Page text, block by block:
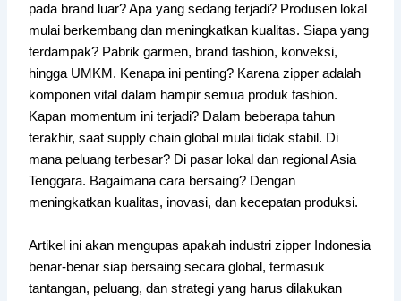
pada brand luar? Apa yang sedang terjadi? Produsen lokal
mulai berkembang dan meningkatkan kualitas. Siapa yang
terdampak? Pabrik garmen, brand fashion, konveksi,
hingga UMKM. Kenapa ini penting? Karena zipper adalah
komponen vital dalam hampir semua produk fashion.
Kapan momentum ini terjadi? Dalam beberapa tahun
terakhir, saat supply chain global mulai tidak stabil. Di
mana peluang terbesar? Di pasar lokal dan regional Asia
Tenggara. Bagaimana cara bersaing? Dengan
meningkatkan kualitas, inovasi, dan kecepatan produksi.
Artikel ini akan mengupas apakah industri zipper Indonesia
benar-benar siap bersaing secara global, termasuk
tantangan, peluang, dan strategi yang harus dilakukan